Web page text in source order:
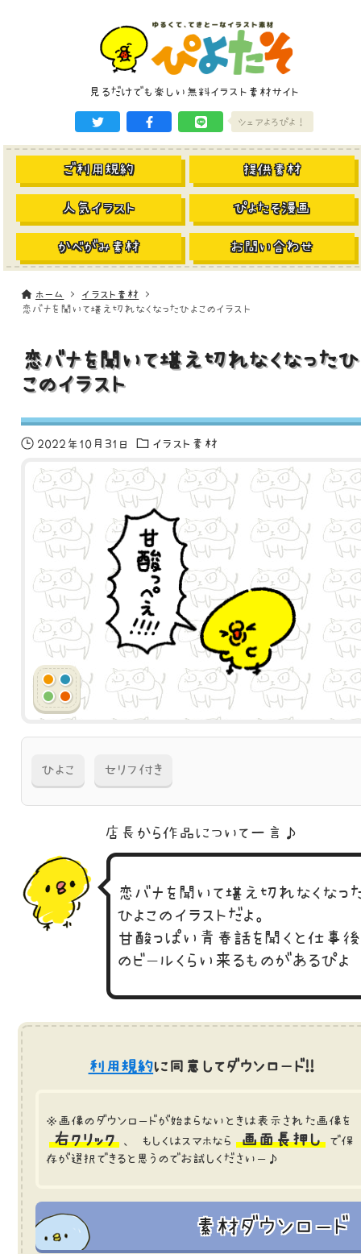
見るだけでも楽しい無料イラスト素材サイト
シェアよろぴよ！
ご利用規約 提供素材
人気イラスト ぴよたそ漫画
かべがみ素材 お問い合わせ
ホーム
イラスト素材
恋バナを聞いて堪え切れなくなったひよこのイラスト
恋バナを聞いて堪え切れなくなったひ
このイラスト
2022年10月31日 イラスト素材
ひよこ セリフ付き
店長から作品に ついて一言♪
恋バナを聞いて堪え切れなくなっ
ひよこのイラストだよ。
甘酸っぱい青春話を聞くと仕事後
のビールくらい来るものがあるぴよ
利用規約に同意してダウンロード!!
※画像のダウンロードが始まらないときは表示された画像を
右クリック 、 もしくはスマホなら 画面長押し
で保
存が選択できると思うのでお試しくださいー♪
素材ダウンロード